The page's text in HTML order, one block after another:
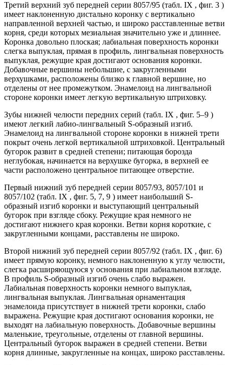
Третий верхний зуб передней серии 8057/95 (табл. IX , фиг. 3 )
имеет наклоненную дистально коронку с вертикально
направленной верхней частью, и широко расставленные ветви
корня, среди которых мезиальная значительно уже и длиннее.
Коронка довольно плоская; лабиальная поверхность коронки
слегка выпуклая, прямая в профиль, лингвальная поверхность
выпуклая, режущие края достигают основания коронки.
Добавочные вершины небольшие, с закругленными
верхушками, расположены близко к главной вершине, но
отделены от нее промежутком. Энамелоид на лингвальной
стороне коронки имеет легкую вертикальную штриховку.
Зубы нижней челюсти передних серий (табл. IX , фиг. 5–9 )
имеют легкий лабио-лингвальный S-образный изгиб.
Энамелоид на лингвальной стороне коронки в нижней трети
покрыт очень легкой вертикальной штриховкой. Центральный
бугорок развит в средней степени; питающая борозда
неглубокая, начинается на верхушке бугорка, в верхней ее
части расположено центральное питающее отверстие.
Первый нижний зуб передней серии 8057/93, 8057/101 и
8057/102 (табл. IX , фиг. 5, 7, 9 ) имеет наибольший S-
образный изгиб коронки и выступающий центральный
бугорок при взгляде сбоку. Режущие края немного не
достигают нижнего края коронки. Ветви корня короткие, с
закругленными концами, расставлены не широко.
Второй нижний зуб передней серии 8057/92 (табл. IX , фиг. 6)
имеет прямую коронку, немного наклоненную к углу челюсти,
слегка расширяющуюся у основания при лабиальном взгляде.
В профиль S-образный изгиб очень слабо выражен.
Лабиальная поверхность коронки немного выпуклая,
лингвальная выпуклая. Лингвальная орнаментация
энамелоида присутствует в нижней трети коронки, слабо
выражена. Режущие края достигают основания коронки, не
выходят на лабиальную поверхность. Добавочные вершины
маленькие, треугольные, отделены от главной вершины.
Центральный бугорок выражен в средней степени. Ветви
корня длинные, закругленные на концах, широко расставлены.